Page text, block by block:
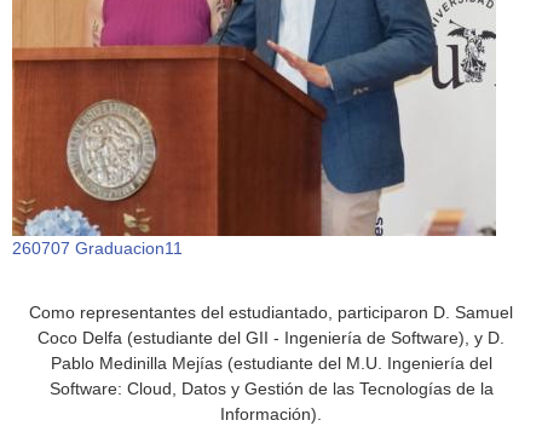
260707 Graduacion11
Como representantes del estudiantado, participaron D. Samuel
Coco Delfa (estudiante del GII - Ingeniería de Software), y D.
Pablo Medinilla Mejías (estudiante del M.U. Ingeniería del
Software: Cloud, Datos y Gestión de las Tecnologías de la
Información).